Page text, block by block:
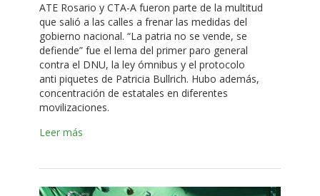
ATE Rosario y CTA-A fueron parte de la multitud
que salió a las calles a frenar las medidas del
gobierno nacional. “La patria no se vende, se
defiende” fue el lema del primer paro general
contra el DNU, la ley ómnibus y el protocolo
anti piquetes de Patricia Bullrich. Hubo además,
concentración de estatales en diferentes
movilizaciones.
Leer más